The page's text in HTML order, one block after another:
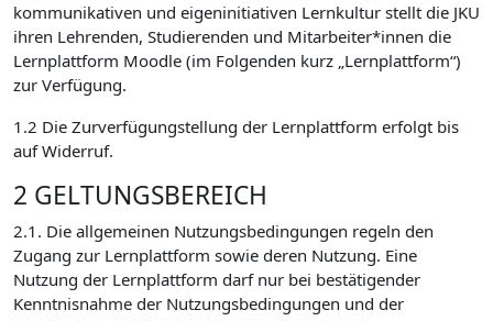
kommunikativen und eigeninitiativen Lernkultur stellt die JKU
ihren Lehrenden, Studierenden und Mitarbeiter*innen die
Lernplattform Moodle (im Folgenden kurz „Lernplattform“)
zur Verfügung.
1.2 Die Zurverfügungstellung der Lernplattform erfolgt bis
auf Widerruf.
2 GELTUNGSBEREICH
2.1. Die allgemeinen Nutzungsbedingungen regeln den
Zugang zur Lernplattform sowie deren Nutzung. Eine
Nutzung der Lernplattform darf nur bei bestätigender
Kenntnisnahme der Nutzungsbedingungen und der